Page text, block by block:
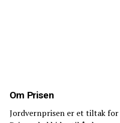
Om Prisen
Jordvernprisen er et tiltak